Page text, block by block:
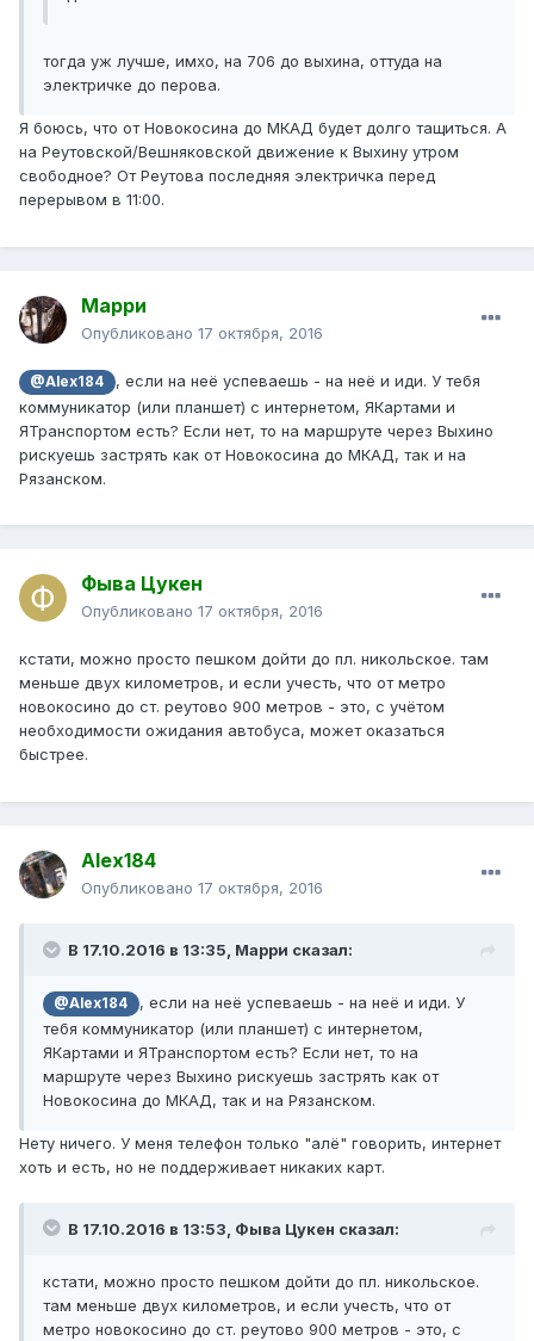
тогда уж лучше, имхо, на 706 до выхина, оттуда на
электричке до перова.
Я боюсь, что от Новокосина до МКАД будет долго тащиться. А
на Реутовской/Вешняковской движение к Выхину утром
свободное? От Реутова последняя электричка перед
перерывом в 11:00.
Марри
Опубликовано 17 октября, 2016
@Alex184
, если на неё успеваешь - на неё и иди. У тебя
коммуникатор (или планшет) с интернетом, ЯКартами и
ЯТранспортом есть? Если нет, то на маршруте через Выхино
рискуешь застрять как от Новокосина до МКАД, так и на
Рязанском.
Фыва Цукен
Опубликовано 17 октября, 2016
кстати, можно просто пешком дойти до пл. никольское. там
меньше двух километров, и если учесть, что от метро
новокосино до ст. реутово 900 метров - это, с учётом
необходимости ожидания автобуса, может оказаться
быстрее.
Alex184
Опубликовано 17 октября, 2016
В 17.10.2016 в 13:35, Марри сказал:
@Alex184
, если на неё успеваешь - на неё и иди. У
тебя коммуникатор (или планшет) с интернетом,
ЯКартами и ЯТранспортом есть? Если нет, то на
маршруте через Выхино рискуешь застрять как от
Новокосина до МКАД, так и на Рязанском.
Нету ничего. У меня телефон только "алё" говорить, интернет
хоть и есть, но не поддерживает никаких карт.
В 17.10.2016 в 13:53, Фыва Цукен сказал:
кстати, можно просто пешком дойти до пл. никольское.
там меньше двух километров, и если учесть, что от
метро новокосино до ст. реутово 900 метров - это, с